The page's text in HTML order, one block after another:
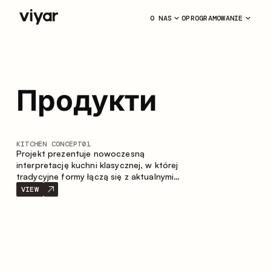
O NAS OPROGRAMOWANIE
Продукти
KITCHEN CONCEPT01
Projekt prezentuje nowoczesną
interpretację kuchni klasycznej, w której
tradycyjne formy łączą się z aktualnymi
materiałami oraz stonowaną paletą
kolorystyczną. Przemyślana i przestronna
VIEW